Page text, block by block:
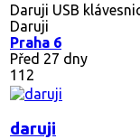
Daruji USB
Daruji
Praha 6
Před 27 dny
112
daruji